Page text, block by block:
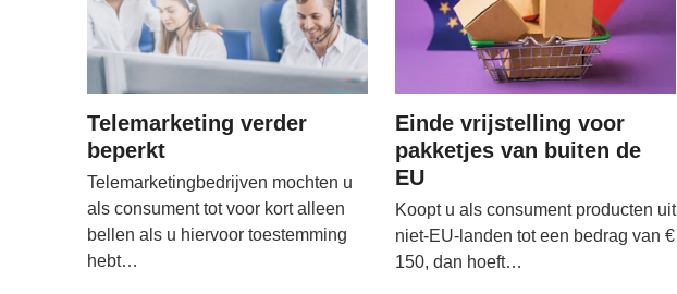
Telemarketing verder
beperkt
Telemarketingbedrijven mochten u
als consument tot voor kort alleen
bellen als u hiervoor toestemming
hebt…
Einde vrijstelling voor
pakketjes van buiten de
EU
Koopt u als consument producten uit
niet-EU-landen tot een bedrag van €
150, dan hoeft…